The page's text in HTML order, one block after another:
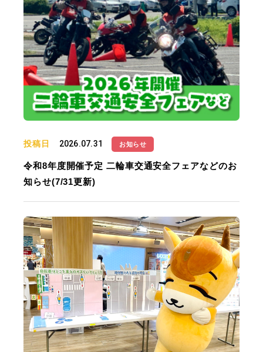
投稿日 2026.07.31 お知らせ
令和8年度開催予定 二輪車交通安全フェアなどのお
知らせ(7/31更新)